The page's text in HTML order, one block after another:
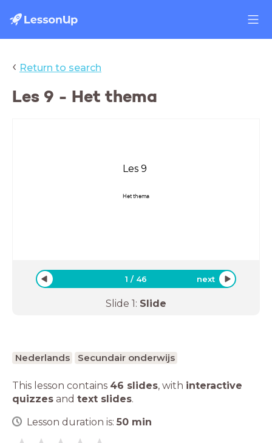
‹ Return to search
Les 9 - Het thema
Les 9
Het thema
1 / 46 next
Slide 1: Slide
Nederlands Secundair onderwijs
This lesson contains 46 slides, with interactive
quizzes and text slides.
Lesson duration is: 50 min